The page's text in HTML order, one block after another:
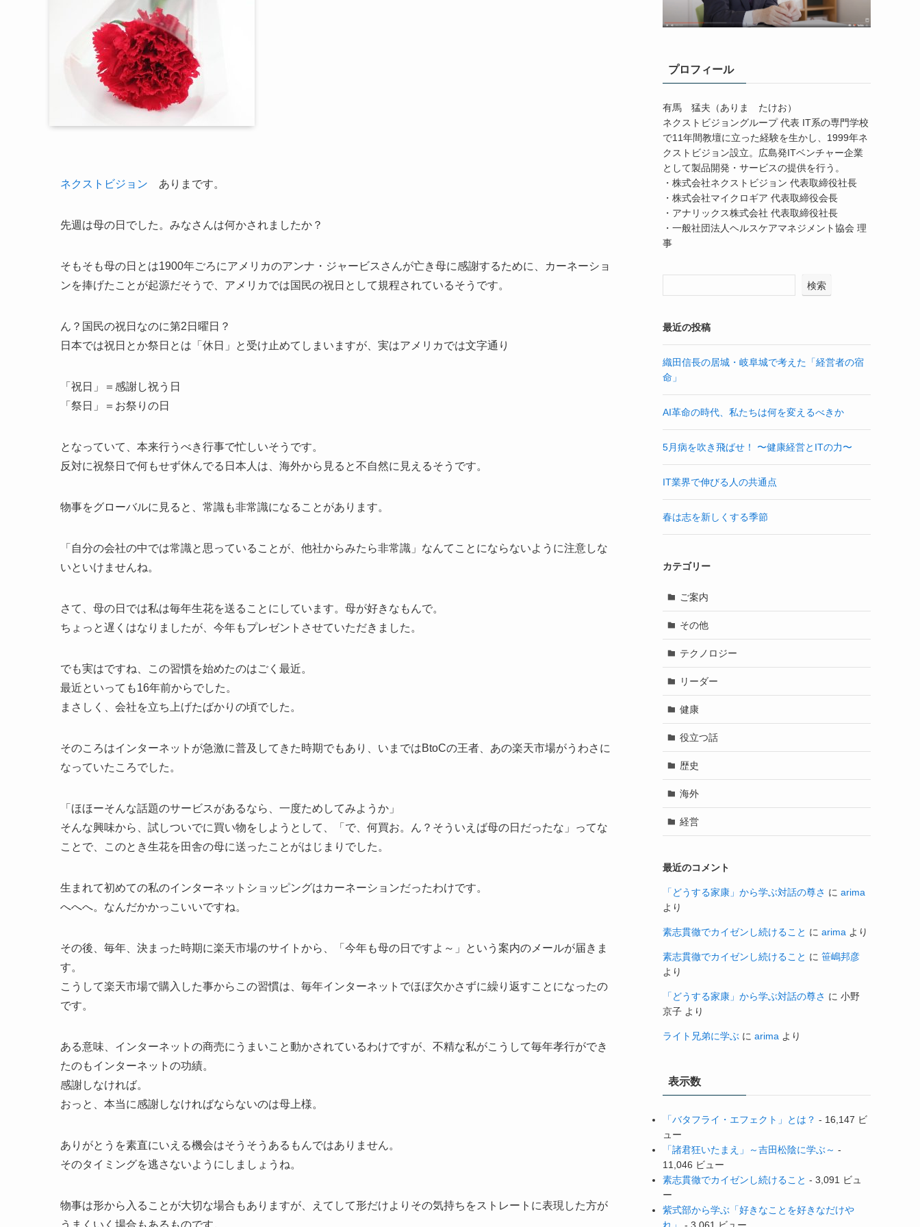
ネクストビジョン ありまです。
先週は母の日でした。みなさんは何かされましたか？
そもそも母の日とは1900年ごろにアメリカのアンナ・ジャービスさんが亡き母に感謝するために、カーネーショ
ンを捧げたことが起源だそうで、アメリカでは国民の祝日として規程されているそうです。
ん？国民の祝日なのに第2日曜日？
日本では祝日とか祭日とは「休日」と受け止めてしまいますが、実はアメリカでは文字通り
「祝日」＝感謝し祝う日
「祭日」＝お祭りの日
となっていて、本来行うべき行事で忙しいそうです。
反対に祝祭日で何もせず休んでる日本人は、海外から見ると不自然に見えるそうです。
物事をグローバルに見ると、常識も非常識になることがあります。
「自分の会社の中では常識と思っていることが、他社からみたら非常識」なんてことにならないように注意しな
いといけませんね。
さて、母の日では私は毎年生花を送ることにしています。母が好きなもんで。
ちょっと遅くはなりましたが、今年もプレゼントさせていただきました。
でも実はですね、この習慣を始めたのはごく最近。
最近といっても16年前からでした。
まさしく、会社を立ち上げたばかりの頃でした。
そのころはインターネットが急激に普及してきた時期でもあり、いまではBtoCの王者、あの楽天市場がうわさに
なっていたころでした。
「ほほーそんな話題のサービスがあるなら、一度ためしてみようか」
そんな興味から、試しついでに買い物をしようとして、「で、何買お。ん？そういえば母の日だったな」ってな
ことで、このとき生花を田舎の母に送ったことがはじまりでした。
生まれて初めての私のインターネットショッピングはカーネーションだったわけです。
へへへ。なんだかかっこいいですね。
その後、毎年、決まった時期に楽天市場のサイトから、「今年も母の日ですよ～」という案内のメールが届きま
す。
こうして楽天市場で購入した事からこの習慣は、毎年インターネットでほぼ欠かさずに繰り返すことになったの
です。
ある意味、インターネットの商売にうまいこと動かされているわけですが、不精な私がこうして毎年孝行ができ
たのもインターネットの功績。
感謝しなければ。
おっと、本当に感謝しなければならないのは母上様。
ありがとうを素直にいえる機会はそうそうあるもんではありません。
そのタイミングを逃さないようにしましょうね。
物事は形から入ることが大切な場合もありますが、えてして形だけよりその気持ちをストレートに表現した方が
うまくいく場合もあるものです。
プロフィール
有馬 猛夫（ありま たけお）
ネクストビジョングループ 代表 IT系の専門学校
で11年間教壇に立った経験を生かし、1999年ネ
クストビジョン設立。広島発ITベンチャー企業
として製品開発・サービスの提供を行う。
・株式会社ネクストビジョン 代表取締役社長
・株式会社マイクロギア 代表取締役会長
・アナリックス株式会社 代表取締役社長
・一般社団法人ヘルスケアマネジメント協会 理
事
検索
最近の投稿
織田信長の居城・岐阜城で考えた「経営者の宿
命」
AI革命の時代、私たちは何を変えるべきか
5月病を吹き飛ばせ！ 〜健康経営とITの力〜
IT業界で伸びる人の共通点
春は志を新しくする季節
カテゴリー
ご案内
その他
テクノロジー
リーダー
健康
役立つ話
歴史
海外
経営
最近のコメント
「どうする家康」から学ぶ対話の尊さ に arima
より
素志貫徹でカイゼンし続けること に arima より
素志貫徹でカイゼンし続けること に 笹嶋邦彦
より
「どうする家康」から学ぶ対話の尊さ に 小野
京子 より
ライト兄弟に学ぶ に arima より
表示数
「バタフライ・エフェクト」とは？ - 16,147 ビ
ュー
「諸君狂いたまえ」～吉田松陰に学ぶ～ -
11,046 ビュー
素志貫徹でカイゼンし続けること - 3,091 ビュ
ー
紫式部から学ぶ「好きなことを好きなだけや